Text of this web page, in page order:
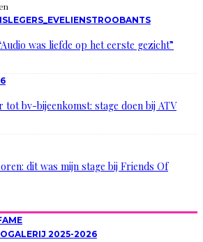
was liefde op het eerste gezicht”
tot bv-bijeenkomst: stage doen bij ATV
dit was mijn stage bij Friends Of
2025-2026